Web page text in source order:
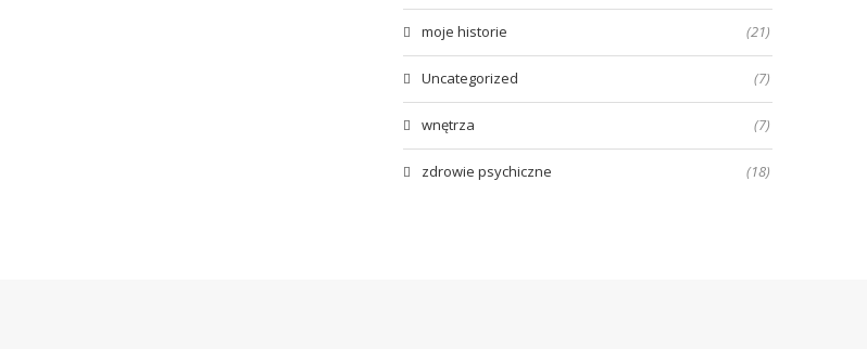
moje historie (21)
Uncategorized (7)
wnętrza (7)
zdrowie psychiczne (18)